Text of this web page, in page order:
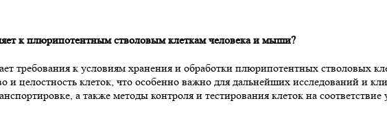
к плюрипотентным стволовым клеткам человека и мыши?
требования к условиям хранения и обработки плюрипотентных стволовых
и целостность клеток, что особенно важно для дальнейших исследований и
а также методы контроля и тестирования клеток на